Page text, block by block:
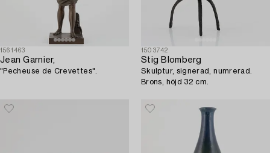
1561463
Jean Garnier,
"Pecheuse de Crevettes".
1503742
Stig Blomberg
Skulptur, signerad, numrerad.
Brons, höjd 32 cm.